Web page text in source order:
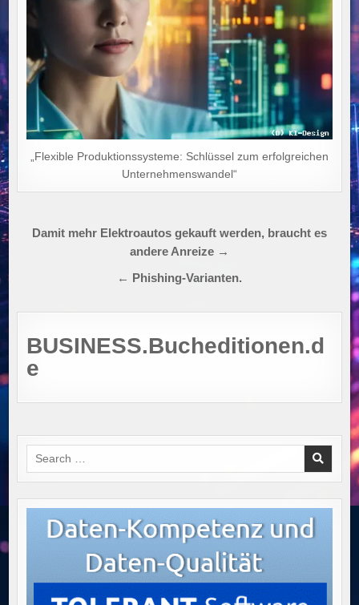
„Flexible Produktionssysteme: Schlüssel zum erfolgreichen
Unternehmenswandel“
Beitragsnavigation
Damit mehr Elektroautos gekauft werden, braucht es
andere Anreize →
← Phishing-Varianten.
BUSINESS.Bucheditionen.d
e
Search
for: